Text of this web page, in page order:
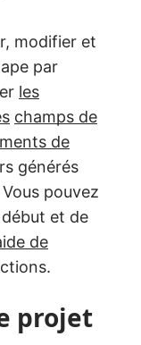
modifier et
par
les
champs de
de
générés
pouvez
et de
de
projet